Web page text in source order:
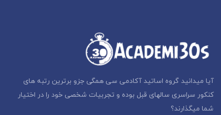
آیا میدانید گروه اساتید آکادمی سی همگی جزو برترین رتبه های
کنکور سراسری سالهای قبل بوده و تجربیات شخصی خود را در اختیار
شما میگذارند؟